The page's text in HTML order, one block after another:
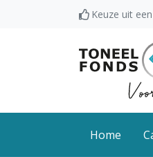
Keuze uit
Home